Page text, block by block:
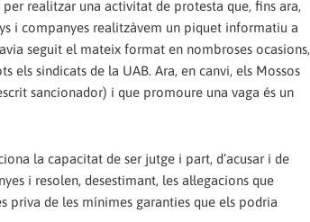
realitzar una activitat de protesta que, fins ara,
i companyes realitzàvem un piquet informatiu a
seguit el mateix format en nombroses ocasions,
els sindicats de la UAB. Ara, en canvi, els Mossos
sancionador) i que promoure una vaga és un
la capacitat de ser jutge i part, d’acusar i de
i resolen, desestimant, les al·legacions que
priva de les mínimes garanties que els podria